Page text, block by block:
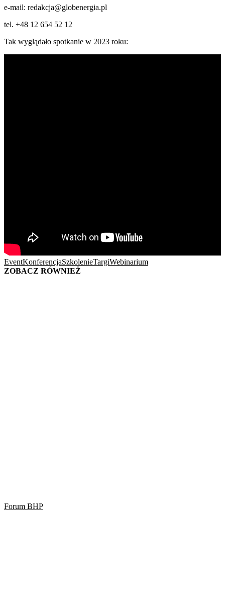
e-mail: redakcja@globenergia.pl
tel. +48 12 654 52 12
Tak wyglądało spotkanie w 2023 roku:
EventKonferencjaSzkolenieTargiWebinarium
ZOBACZ RÓWNIEŻ
Forum BHP